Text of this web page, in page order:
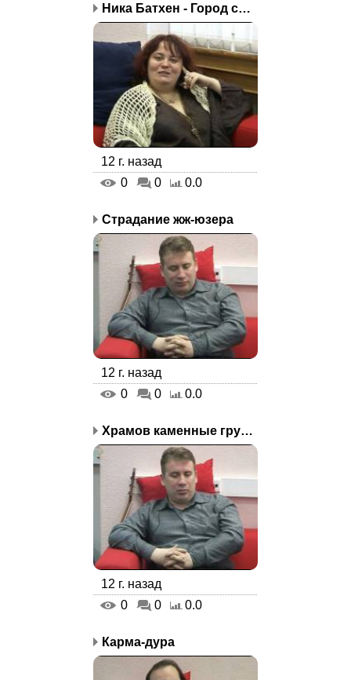
Ника Батхен - Город спит
12 г. назад
0
0 0.0
Страдание жж-юзера
12 г. назад
0
0 0.0
Храмов каменные груды
12 г. назад
0
0 0.0
Карма-дура